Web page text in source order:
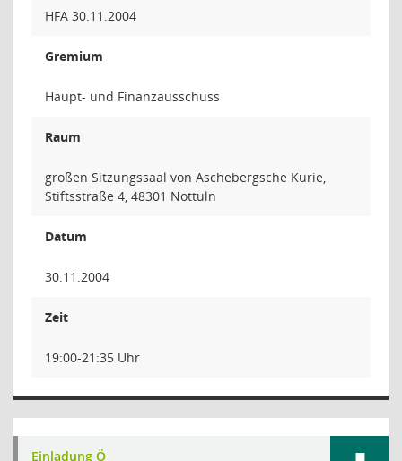
HFA 30.11.2004
Gremium
Haupt- und Finanzausschuss
Raum
großen Sitzungssaal von Aschebergsche Kurie,
Stiftsstraße 4, 48301 Nottuln
Datum
30.11.2004
Zeit
19:00-21:35 Uhr
Einladung Ö